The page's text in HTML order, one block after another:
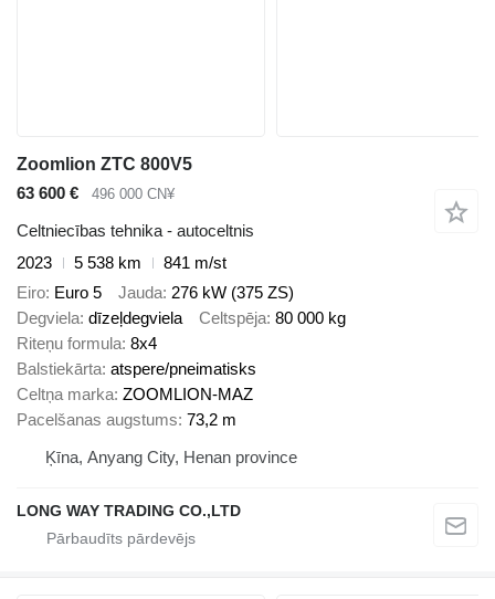
Zoomlion ZTC 800V5
63 600 €
496 000 CN¥
Celtniecības tehnika - autoceltnis
2023
5 538 km
841 m/st
Eiro Euro 5 Jauda 276 kW (375 ZS)
Degviela dīzeļdegviela Celtspēja 80 000 kg
Riteņu formula 8x4
Balstiekārta atspere/pneimatisks
Celtņa marka ZOOMLION-MAZ
Pacelšanas augstums 73,2 m
Ķīna, Anyang City, Henan province
LONG WAY TRADING CO.,LTD